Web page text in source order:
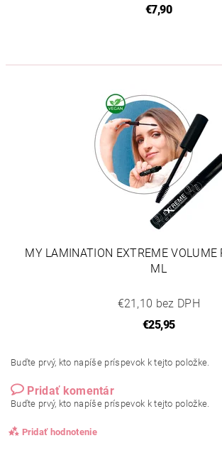
€7,90
MY LAMINATION EXTREME VOLUME
ML
€21,10 bez DPH
€25,95
Buďte prvý, kto napíše príspevok k tejto položke.
Pridať komentár
Buďte prvý, kto napíše príspevok k tejto položke.
Pridať hodnotenie